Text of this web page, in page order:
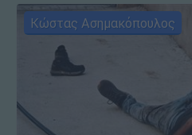
Κώστας Ασημακόπουλος